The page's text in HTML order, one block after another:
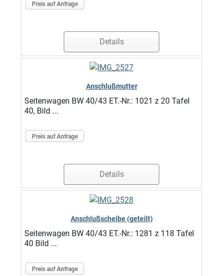
Preis auf Anfrage
Details
Anschlußmutter
Seitenwagen BW 40/43 ET.-Nr.: 1021 z 20 Tafel
40, Bild ...
Preis auf Anfrage
Details
Anschlußscheibe (geteilt)
Seitenwagen BW 40/43 ET.-Nr.: 1281 z 118 Tafel
40 Bild ...
Preis auf Anfrage